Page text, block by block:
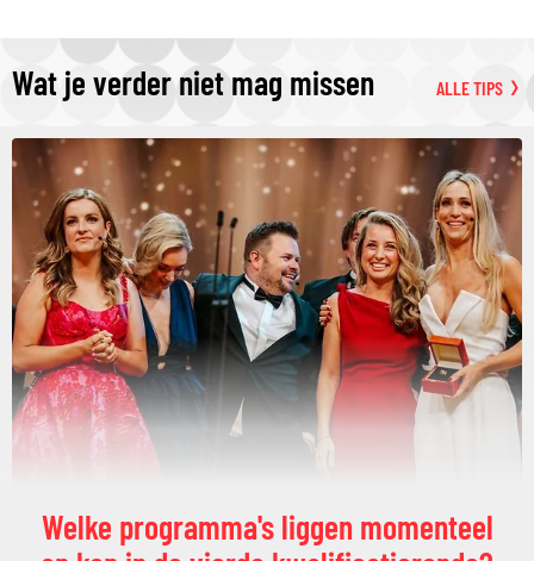
Wat je verder niet mag missen ALLE TIPS
Welke programma's liggen momenteel